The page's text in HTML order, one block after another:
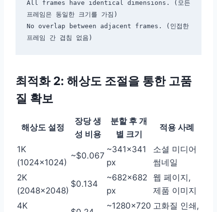
All frames have identical dimensions. (모든
프레임은 동일한 크기를 가짐)
No overlap between adjacent frames. (인접한
최적화 2: 해상도 조절을 통한 고품
질 확보
해상도 설정
장당 생
성 비용
분할 후 개
별 크기
적용 사례
1K
(1024×1024)
~$0.067
~341×341
px
소셜 미디어
썸네일
2K
(2048×2048)
$0.134
~682×682
px
웹 페이지,
제품 이미지
4K
~1280×720 고화질 인쇄,